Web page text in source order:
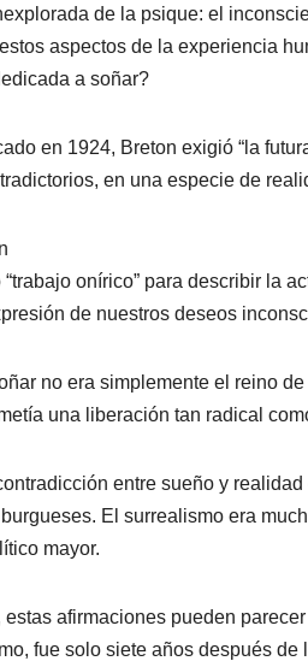
de la psique: el
aspectos de la experiencia
a soñar?
en 1924, Breton exigió “la
en una especie de
onírico” para describir la
de nuestros deseos
no era simplemente el reino
una liberación tan radical
entre sueño y
El surrealismo era
mayor.
afirmaciones pueden
fue solo siete años después